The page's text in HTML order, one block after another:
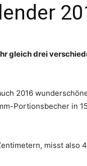
gleich drei
2016
Portionsbecher in
misst